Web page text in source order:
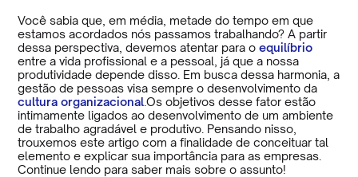
Você sabia que, em média, metade do tempo em que
estamos acordados nós passamos trabalhando? A partir
dessa perspectiva, devemos atentar para oequilíbrio
entre a vida profissional e a pessoal, já que a nossa
produtividade depende disso. Em busca dessa harmonia, a
gestão de pessoas visa sempre o desenvolvimento da
cultura organizacional.Os objetivos desse fator estão
intimamente ligados ao desenvolvimento de um ambiente
de trabalho agradável e produtivo. Pensando nisso,
trouxemos este artigo com a finalidade de conceituar tal
elemento e explicar sua importância para as empresas.
Continue lendo para saber mais sobre o assunto!